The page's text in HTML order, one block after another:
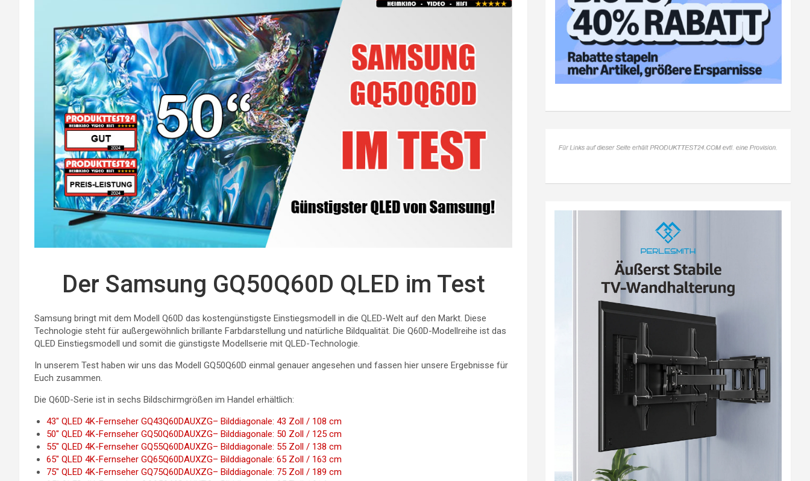
Der Samsung GQ50Q60D QLED im Test
Samsung bringt mit dem Modell Q60D das kostengünstigste Einstiegsmodell in die QLED-Welt auf den Markt. Diese
Technologie steht für außergewöhnlich brillante Farbdarstellung und natürliche Bildqualität. Die Q60D-Modellreihe ist das
QLED Einstiegsmodell und somit die günstigste Modellserie mit QLED-Technologie.
In unserem Test haben wir uns das Modell GQ50Q60D einmal genauer angesehen und fassen hier unsere Ergebnisse für
Euch zusammen.
Die Q60D-Serie ist in sechs Bildschirmgrößen im Handel erhältlich:
43″ QLED 4K-Fernseher GQ43Q60DAUXZG– Bilddiagonale: 43 Zoll / 108 cm
50″ QLED 4K-Fernseher GQ50Q60DAUXZG– Bilddiagonale: 50 Zoll / 125 cm
55″ QLED 4K-Fernseher GQ55Q60DAUXZG– Bilddiagonale: 55 Zoll / 138 cm
65″ QLED 4K-Fernseher GQ65Q60DAUXZG– Bilddiagonale: 65 Zoll / 163 cm
75″ QLED 4K-Fernseher GQ75Q60DAUXZG– Bilddiagonale: 75 Zoll / 189 cm